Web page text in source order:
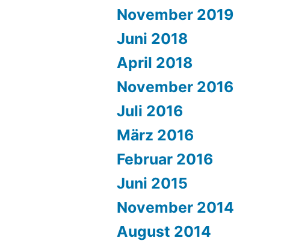
November 2019
Juni 2018
April 2018
November 2016
Juli 2016
März 2016
Februar 2016
Juni 2015
November 2014
August 2014